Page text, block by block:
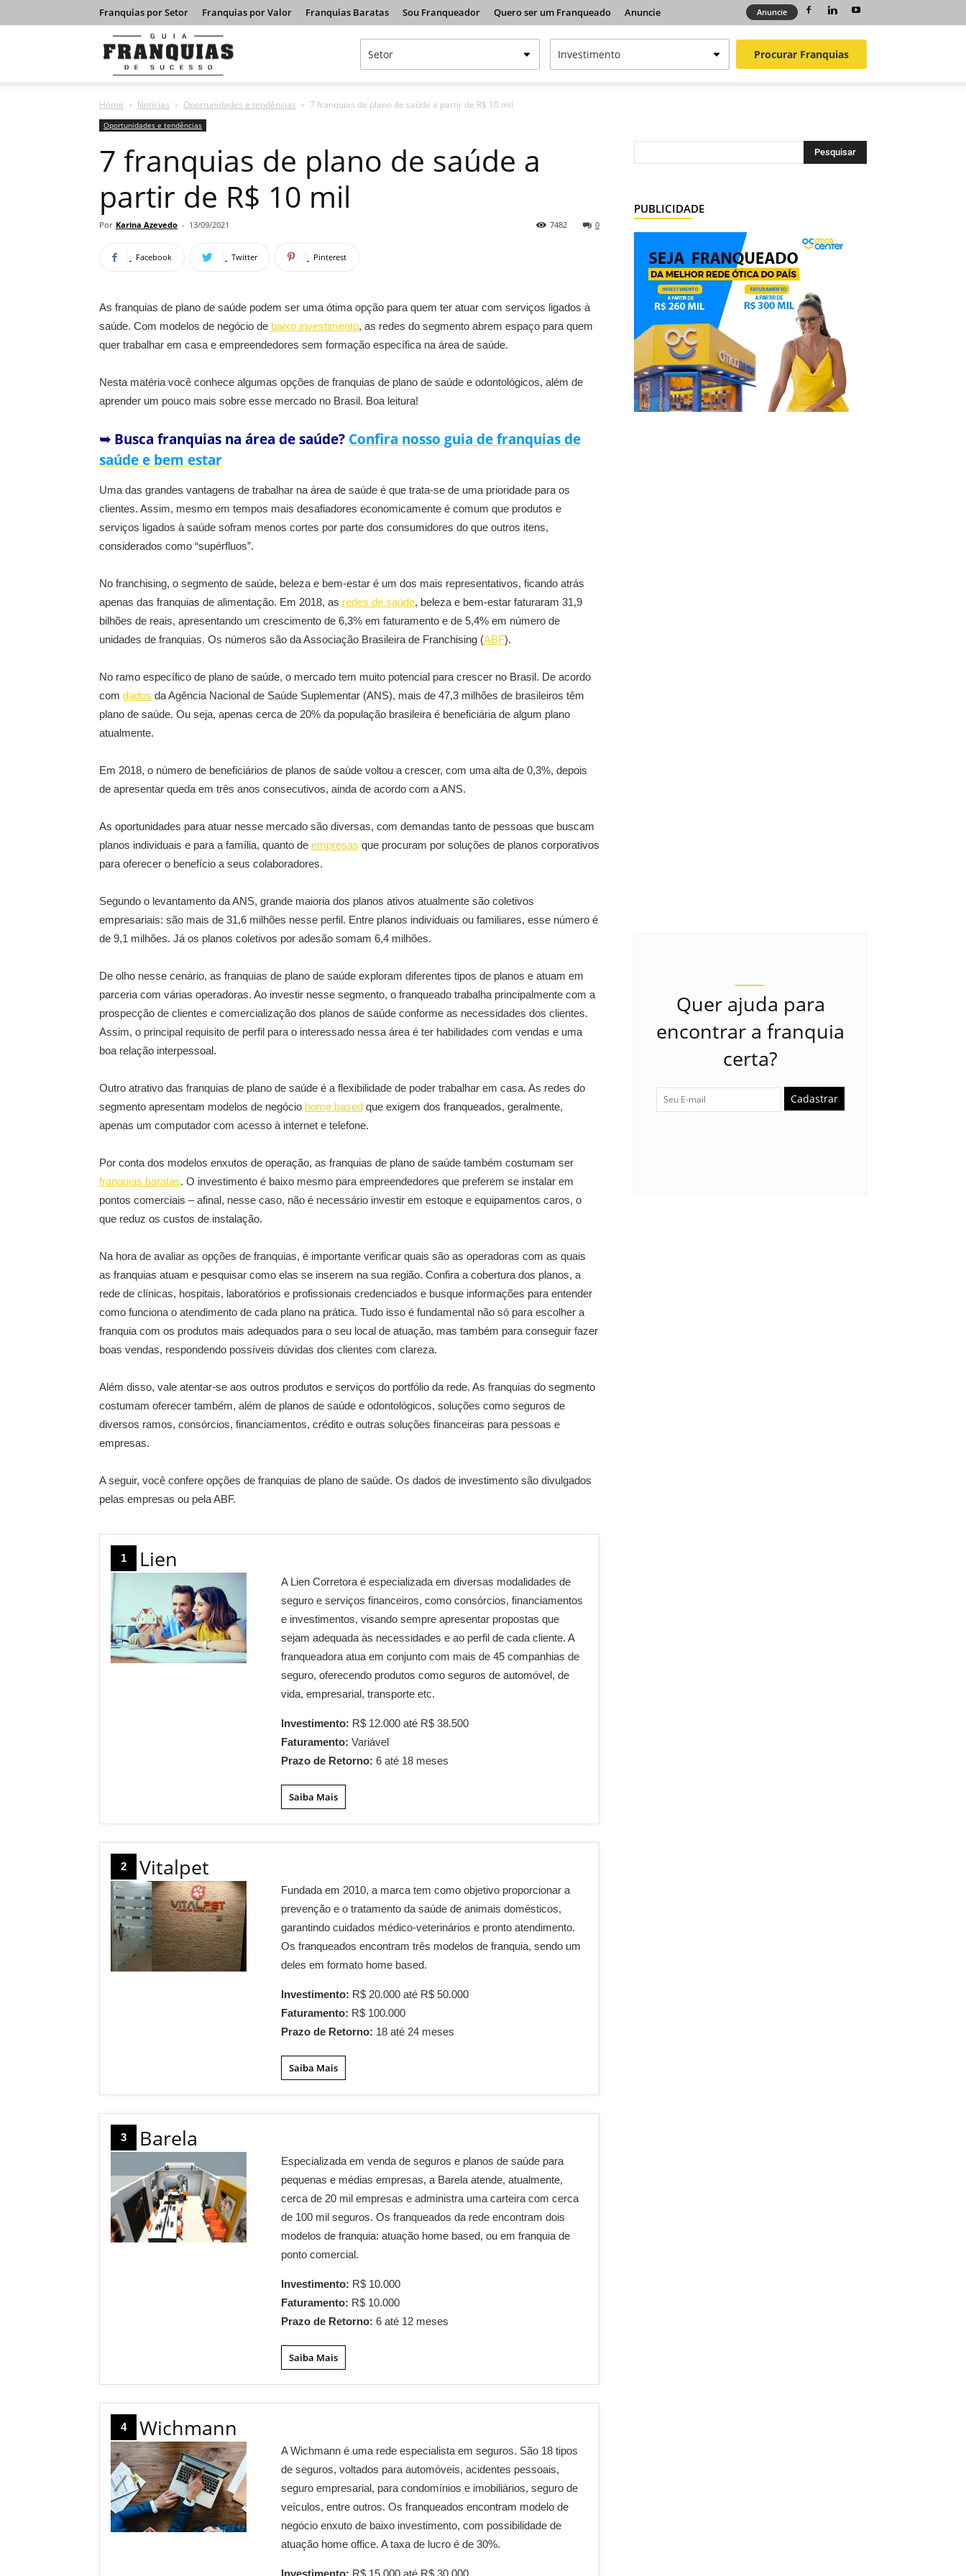
Franquias por Setor Franquias por Valor Franquias Baratas Sou Franqueador Quero ser um Franqueado Anuncie Anuncie
Franquias
de
Procurar Franquias
Home Notícias Oportunidades e tendências 7 franquias de plano de saúde a partir de R$ 10 mil
Oportunidades e tendências
7 franquias de plano de saúde a
partir de R$ 10 mil
Por Karina Azevedo - 13/09/2021 0
7482
Facebook Twitter Pinterest
As franquias de plano de saúde podem ser uma ótima opção para quem ter atuar com serviços ligados à
saúde. Com modelos de negócio de baixo investimento, as redes do segmento abrem espaço para quem
quer trabalhar em casa e empreendedores sem formação específica na área de saúde.
Nesta matéria você conhece algumas opções de franquias de plano de saúde e odontológicos, além de
aprender um pouco mais sobre esse mercado no Brasil. Boa leitura!
➥ Busca franquias na área de saúde? Confira nosso guia de franquias de
saúde e bem estar
Uma das grandes vantagens de trabalhar na área de saúde é que trata-se de uma prioridade para os
clientes. Assim, mesmo em tempos mais desafiadores economicamente é comum que produtos e
serviços ligados à saúde sofram menos cortes por parte dos consumidores do que outros itens,
considerados como “supérfluos”.
No franchising, o segmento de saúde, beleza e bem-estar é um dos mais representativos, ficando atrás
apenas das franquias de alimentação. Em 2018, as redes de saúde, beleza e bem-estar faturaram 31,9
bilhões de reais, apresentando um crescimento de 6,3% em faturamento e de 5,4% em número de
unidades de franquias. Os números são da Associação Brasileira de Franchising (ABF).
No ramo específico de plano de saúde, o mercado tem muito potencial para crescer no Brasil. De acordo
com dados da Agência Nacional de Saúde Suplementar (ANS), mais de 47,3 milhões de brasileiros têm
plano de saúde. Ou seja, apenas cerca de 20% da população brasileira é beneficiária de algum plano
atualmente.
Em 2018, o número de beneficiários de planos de saúde voltou a crescer, com uma alta de 0,3%, depois
de apresentar queda em três anos consecutivos, ainda de acordo com a ANS.
As oportunidades para atuar nesse mercado são diversas, com demandas tanto de pessoas que buscam
planos individuais e para a família, quanto de empresas que procuram por soluções de planos corporativos
para oferecer o benefício a seus colaboradores.
Segundo o levantamento da ANS, grande maioria dos planos ativos atualmente são coletivos
empresariais: são mais de 31,6 milhões nesse perfil. Entre planos individuais ou familiares, esse número é
de 9,1 milhões. Já os planos coletivos por adesão somam 6,4 milhões.
De olho nesse cenário, as franquias de plano de saúde exploram diferentes tipos de planos e atuam em
parceria com várias operadoras. Ao investir nesse segmento, o franqueado trabalha principalmente com a
prospecção de clientes e comercialização dos planos de saúde conforme as necessidades dos clientes.
Assim, o principal requisito de perfil para o interessado nessa área é ter habilidades com vendas e uma
boa relação interpessoal.
Outro atrativo das franquias de plano de saúde é a flexibilidade de poder trabalhar em casa. As redes do
segmento apresentam modelos de negócio home based que exigem dos franqueados, geralmente,
apenas um computador com acesso à internet e telefone.
Por conta dos modelos enxutos de operação, as franquias de plano de saúde também costumam ser
franquias baratas. O investimento é baixo mesmo para empreendedores que preferem se instalar em
pontos comerciais – afinal, nesse caso, não é necessário investir em estoque e equipamentos caros, o
que reduz os custos de instalação.
Na hora de avaliar as opções de franquias, é importante verificar quais são as operadoras com as quais
as franquias atuam e pesquisar como elas se inserem na sua região. Confira a cobertura dos planos, a
rede de clínicas, hospitais, laboratórios e profissionais credenciados e busque informações para entender
como funciona o atendimento de cada plano na prática. Tudo isso é fundamental não só para escolher a
franquia com os produtos mais adequados para o seu local de atuação, mas também para conseguir fazer
boas vendas, respondendo possíveis dúvidas dos clientes com clareza.
Além disso, vale atentar-se aos outros produtos e serviços do portfólio da rede. As franquias do segmento
costumam oferecer também, além de planos de saúde e odontológicos, soluções como seguros de
diversos ramos, consórcios, financiamentos, crédito e outras soluções financeiras para pessoas e
empresas.
A seguir, você confere opções de franquias de plano de saúde. Os dados de investimento são divulgados
pelas empresas ou pela ABF.
1 Lien
A Lien Corretora é especializada em diversas modalidades de
seguro e serviços financeiros, como consórcios, financiamentos
e investimentos, visando sempre apresentar propostas que
sejam adequada às necessidades e ao perfil de cada cliente. A
franqueadora atua em conjunto com mais de 45 companhias de
seguro, oferecendo produtos como seguros de automóvel, de
vida, empresarial, transporte etc.
Investimento: R$ 12.000 até R$ 38.500
Faturamento:Variável
Prazo de Retorno:6 até 18 meses
Saiba Mais
2 Vitalpet
Fundada em 2010, a marca tem como objetivo proporcionar a
prevenção e o tratamento da saúde de animais domésticos,
garantindo cuidados médico-veterinários e pronto atendimento.
Os franqueados encontram três modelos de franquia, sendo um
deles em formato home based.
Investimento: R$ 20.000 até R$ 50.000
Faturamento: R$ 100.000
Prazo de Retorno: 18 até 24 meses
Saiba Mais
3 Barela
Especializada em venda de seguros e planos de saúde para
pequenas e médias empresas, a Barela atende, atualmente,
cerca de 20 mil empresas e administra uma carteira com cerca
de 100 mil seguros. Os franqueados da rede encontram dois
modelos de franquia: atuação home based, ou em franquia de
ponto comercial.
Investimento: R$ 10.000
Faturamento: R$ 10.000
Prazo de Retorno:6 até 12 meses
Saiba Mais
4 Wichmann
A Wichmann é uma rede especialista em seguros. São 18 tipos
de seguros, voltados para automóveis, acidentes pessoais,
seguro empresarial, para condomínios e imobiliários, seguro de
veículos, entre outros. Os franqueados encontram modelo de
negócio enxuto de baixo investimento, com possibilidade de
atuação home office. A taxa de lucro é de 30%.
Investimento: R$ 15.000 até R$ 30.000
PUBLICIDADE
Quer ajuda para
encontrar a franquia
certa?
Cadastrar